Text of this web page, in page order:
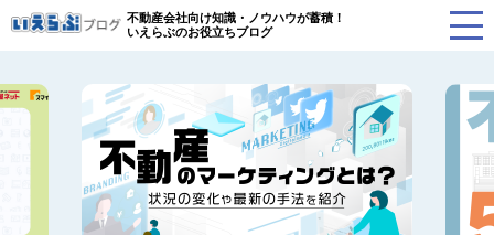
不動産会社向け知識・ノウハウが蓄積！
いえらぶのお役立ちブログ